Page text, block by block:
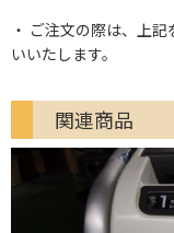
ご注文の際は、上
いいたします。
関連商品